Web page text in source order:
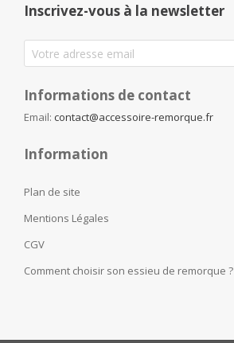
Inscrivez-vous à la newsletter
Informations de contact
Email: contact@accessoire-remorque.fr
Information
Plan de site
Mentions Légales
CGV
Comment choisir son essieu de remorque ?